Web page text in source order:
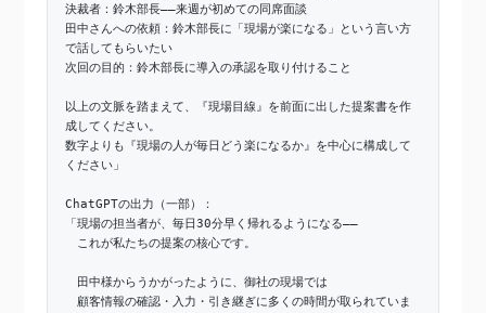
決裁者：鈴木部長——来週が初めての同席面談
田中さんへの依頼：鈴木部長に「現場が楽になる」という言い方
で話してもらいたい
次回の目的：鈴木部長に導入の承認を取り付けること
以上の文脈を踏まえて、『現場目線』を前面に出した提案書を作
成してください。
数字よりも『現場の人が毎日どう楽になるか』を中心に構成して
ください」
ChatGPTの出力（一部）：
「現場の担当者が、毎日30分早く帰れるようになる——
これが私たちの提案の核心です。
田中様からうかがったように、御社の現場では
顧客情報の確認・入力・引き継ぎに多くの時間が取られていま